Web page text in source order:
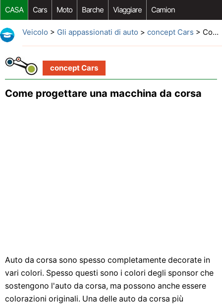
CASA Cars Moto Barche Viaggiare Camion
Riparazione Auto Acquisto Auto Car Opzioni Aftermarket
Veicolo > Gli appassionati di auto > concept Cars > Come progettare una macchina da corsa
concept Cars
Come progettare una macchina da corsa
Auto da corsa sono spesso completamente decorate in
vari colori. Spesso questi sono i colori degli sponsor che
sostengono l'auto da corsa, ma possono anche essere
colorazioni originali. Una delle auto da corsa più